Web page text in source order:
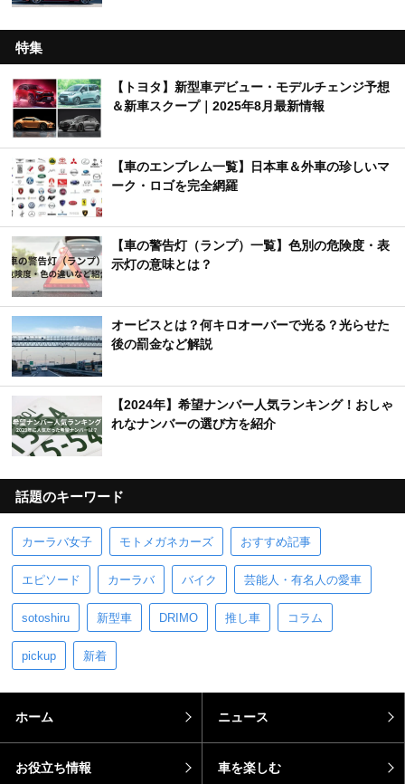
特集
【トヨタ】新型車デビュー・モデルチェンジ予想
＆新車スクープ｜2025年8月最新情報
【車のエンブレム一覧】日本車＆外車の珍しいマ
ーク・ロゴを完全網羅
【車の警告灯（ランプ）一覧】色別の危険度・表
示灯の意味とは？
オービスとは？何キロオーバーで光る？光らせた
後の罰金など解説
【2024年】希望ナンバー人気ランキング！おしゃ
れなナンバーの選び方を紹介
話題のキーワード
カーラバ女子 モトメガネカーズ おすすめ記事
エピソード カーラバ バイク 芸能人・有名人の愛車
sotoshiru 新型車 DRIMO 推し車 コラム
pickup 新着
ホーム ニュース
お役立ち情報 車を楽しむ